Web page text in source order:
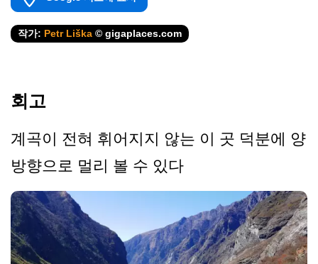
작가: Petr Liška © gigaplaces.com
회고
계곡이 전혀 휘어지지 않는 이 곳 덕분에 양
방향으로 멀리 볼 수 있다